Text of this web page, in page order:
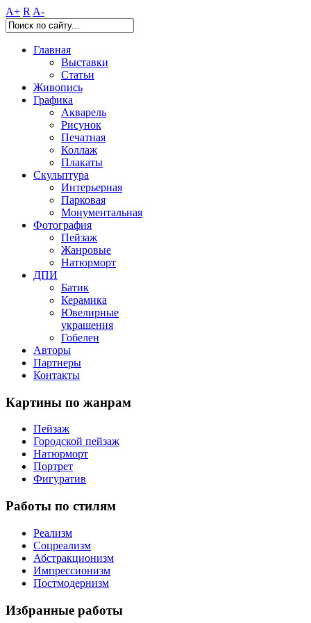
A+ R A-
Главная
Выставки
Статьи
Живопись
Графика
Акварель
Рисунок
Печатная
Коллаж
Плакаты
Скульптура
Интерьерная
Парковая
Монументальная
Фотография
Пейзаж
Жанровые
Натюрморт
ДПИ
Батик
Керамика
Ювелирные
украшения
Гобелен
Авторы
Партнеры
Контакты
Картины по жанрам
Пейзаж
Городской пейзаж
Натюрморт
Портрет
Фигуратив
Работы по стилям
Реализм
Соцреализм
Абстракционизм
Импрессионизм
Постмодернизм
Избранные работы